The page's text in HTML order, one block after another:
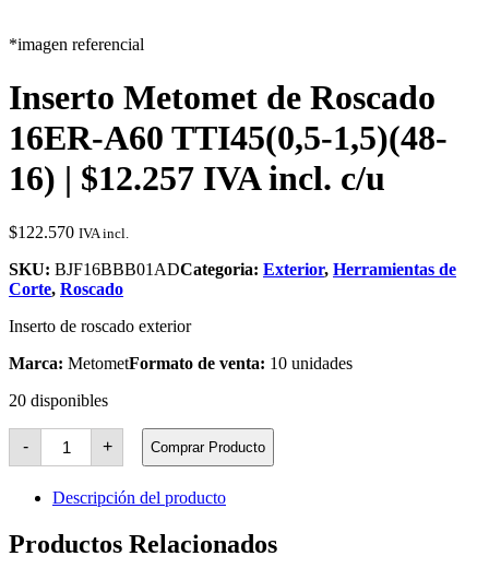
*imagen referencial
Inserto Metomet de Roscado
16ER-A60 TTI45(0,5-1,5)(48-
16) | $12.257 IVA incl. c/u
$122.570 IVA incl.
SKU: BJF16BBB01ADCategoria: Exterior, Herramientas de
Corte, Roscado
Inserto de roscado exterior
Marca: MetometFormato de venta: 10 unidades
20 disponibles
-
Inserto
Metomet
de
Roscado
16ER-
TTI45(0,5-
1,5)
+ Comprar Producto
Descripción del producto
Productos Relacionados